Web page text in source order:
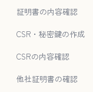
証明書の内容確認
CSR・秘密鍵の作成
CSRの内容確認
他社証明書の確認